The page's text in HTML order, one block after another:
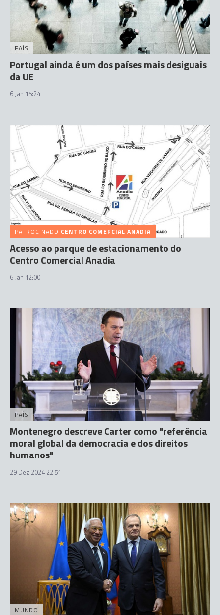
PAÍS
Portugal ainda é um dos países mais desiguais
da UE
6 Jan 15:24
PATROCINADO CENTRO COMERCIAL ANADIA
Acesso ao parque de estacionamento do
Centro Comercial Anadia
6 Jan 12:00
PAÍS
Montenegro descreve Carter como "referência
moral global da democracia e dos direitos
humanos"
29 Dez 2024 22:51
MUNDO